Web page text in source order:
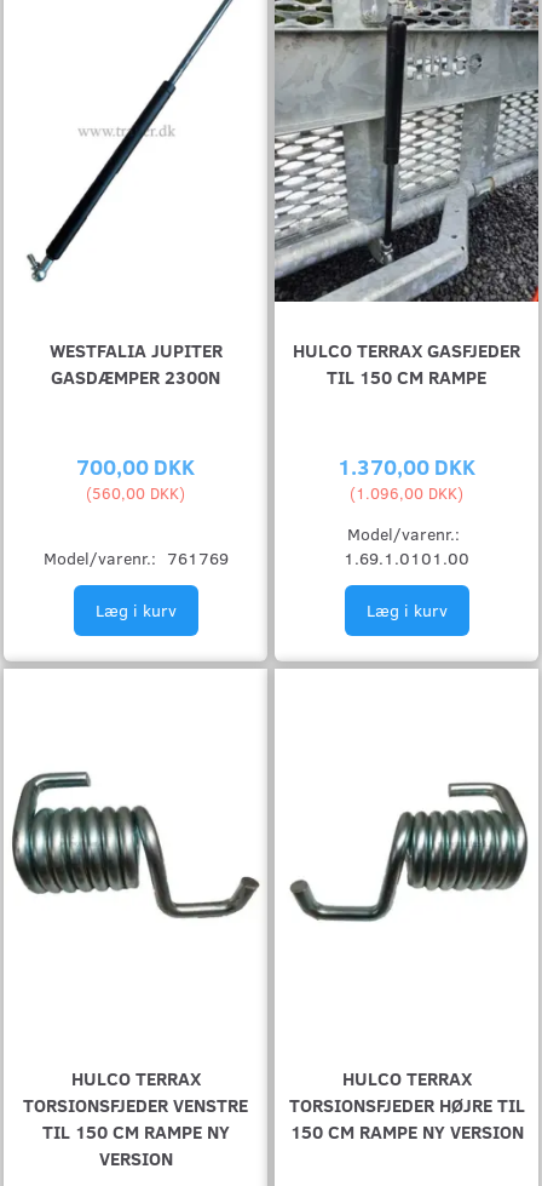
WESTFALIA JUPITER
GASDÆMPER 2300N
700,00 DKK
(560,00 DKK)
Model/varenr.: 761769
Læg i kurv
HULCO TERRAX GASFJEDER
TIL 150 CM RAMPE
1.370,00 DKK
(1.096,00 DKK)
Model/varenr.:
1.69.1.0101.00
Læg i kurv
HULCO TERRAX
TORSIONSFJEDER VENSTRE
TIL 150 CM RAMPE NY
VERSION
HULCO TERRAX
TORSIONSFJEDER HØJRE TIL
150 CM RAMPE NY VERSION